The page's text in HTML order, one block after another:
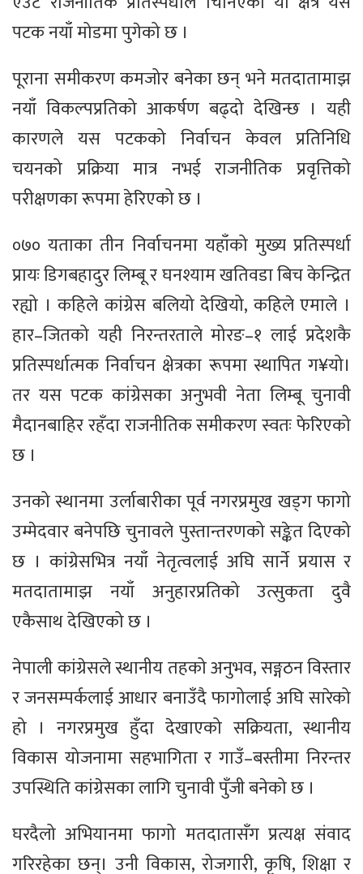
पटक नयाँ मोडमा पुगेको छ ।
पूराना समीकरण कमजोर बनेका छन् भने मतदातामाझ
नयाँ विकल्पप्रतिको आकर्षण बढ्दो देखिन्छ । यही
कारणले यस पटकको निर्वाचन केवल प्रतिनिधि
चयनको प्रक्रिया मात्र नभई राजनीतिक प्रवृत्तिको
परीक्षणका रूपमा हेरिएको छ ।
०७० यताका तीन निर्वाचनमा यहाँको मुख्य प्रतिस्पर्धा
प्रायः डिगबहादुर लिम्बू र घनश्याम खतिवडा बिच केन्द्रित
रह्यो । कहिले कांग्रेस बलियो देखियो, कहिले एमाले ।
हार–जितको यही निरन्तरताले मोरङ–१ लाई प्रदेशकै
प्रतिस्पर्धात्मक निर्वाचन क्षेत्रका रूपमा स्थापित ग¥यो।
तर यस पटक कांग्रेसका अनुभवी नेता लिम्बू चुनावी
मैदानबाहिर रहँदा राजनीतिक समीकरण स्वतः फेरिएको
छ ।
उनको स्थानमा उर्लाबारीका पूर्व नगरप्रमुख खड्ग फागो
उम्मेदवार बनेपछि चुनावले पुस्तान्तरणको सङ्केत दिएको
छ । कांग्रेसभित्र नयाँ नेतृत्वलाई अघि सार्ने प्रयास र
मतदातामाझ नयाँ अनुहारप्रतिको उत्सुकता दुवै
एकैसाथ देखिएको छ ।
नेपाली कांग्रेसले स्थानीय तहको अनुभव, सङ्गठन विस्तार
र जनसम्पर्कलाई आधार बनाउँदै फागोलाई अघि सारेको
हो । नगरप्रमुख हुँदा देखाएको सक्रियता, स्थानीय
विकास योजनामा सहभागिता र गाउँ–बस्तीमा निरन्तर
उपस्थिति कांग्रेसका लागि चुनावी पुँजी बनेको छ ।
घरदैलो अभियानमा फागो मतदातासँग प्रत्यक्ष संवाद
गरिरहेका छन्। उनी विकास, रोजगारी, कृषि, शिक्षा र